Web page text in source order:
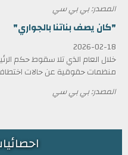
المصدر: بي بي سي
"كان يصف بناتنا بالجواري"
2026-02-18
خلال العام الذي تلا سقوط حكم
منظمات حقوقية عن حالات
المصدر: بي بي سي